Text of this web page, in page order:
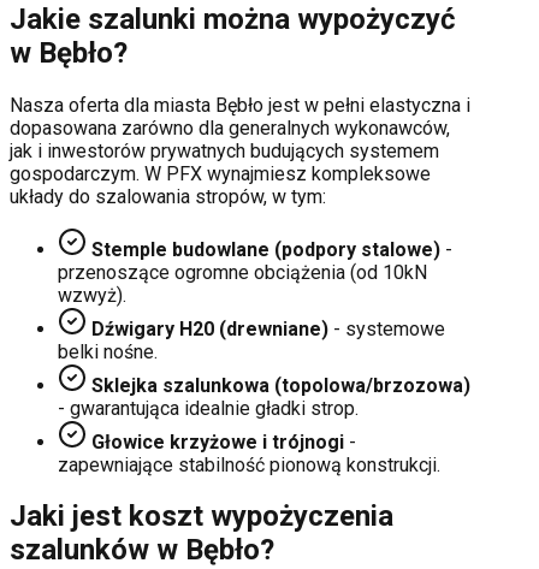
Jakie szalunki można wypożyczyć
w Bębło?
Nasza oferta dla miasta Bębło jest w pełni elastyczna i
dopasowana zarówno dla generalnych wykonawców,
jak i inwestorów prywatnych budujących systemem
gospodarczym. W PFX wynajmiesz kompleksowe
układy do szalowania stropów, w tym:
Stemple budowlane (podpory stalowe) -
przenoszące ogromne obciążenia (od 10kN
wzwyż).
Dźwigary H20 (drewniane) - systemowe
belki nośne.
Sklejka szalunkowa (topolowa/brzozowa)
- gwarantująca idealnie gładki strop.
Głowice krzyżowe i trójnogi -
zapewniające stabilność pionową konstrukcji.
Jaki jest koszt wypożyczenia
szalunków w Bębło?